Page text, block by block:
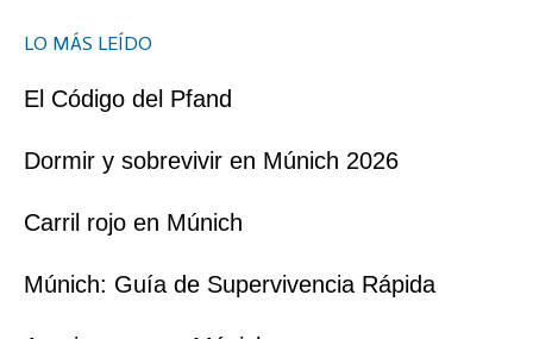
LO MÁS LEÍDO
El Código del Pfand
Dormir y sobrevivir en Múnich 2026
Carril rojo en Múnich
Múnich: Guía de Supervivencia Rápida